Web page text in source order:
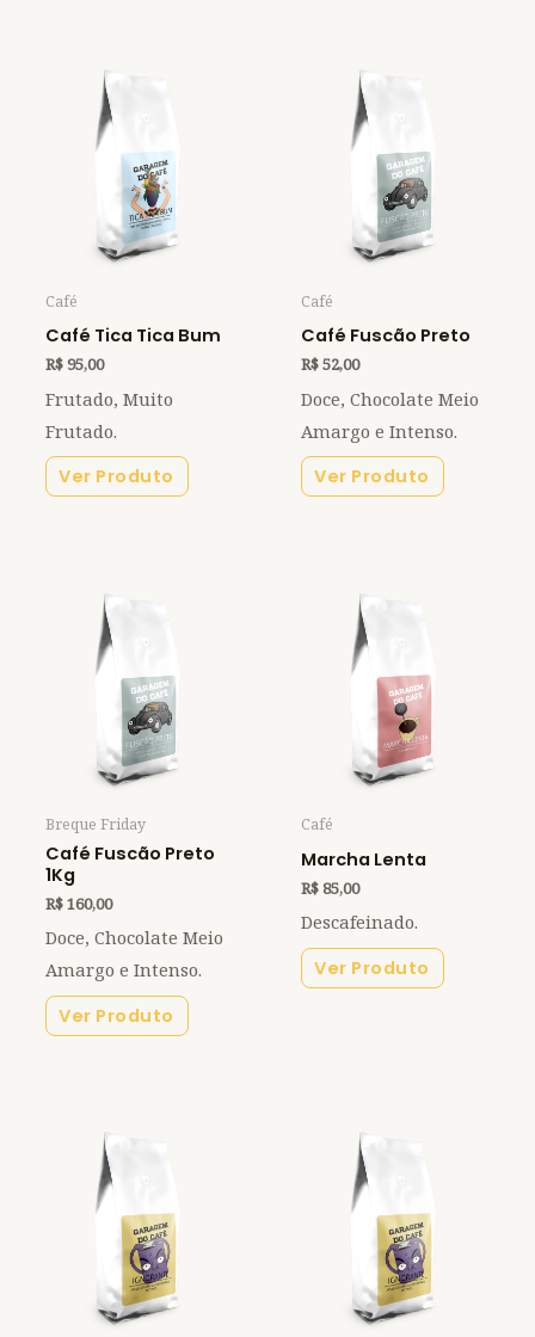
Café
Café Tica Tica Bum
R$95,00
Frutado, Muito
Frutado.
Ver Produto
Café
Café Fuscão Preto
R$52,00
Doce, Chocolate Meio
Amargo e Intenso.
Ver Produto
Breque Friday
Café Fuscão Preto
1Kg
R$160,00
Doce, Chocolate Meio
Amargo e Intenso.
Ver Produto
Café
Marcha Lenta
R$85,00
Descafeinado.
Ver Produto